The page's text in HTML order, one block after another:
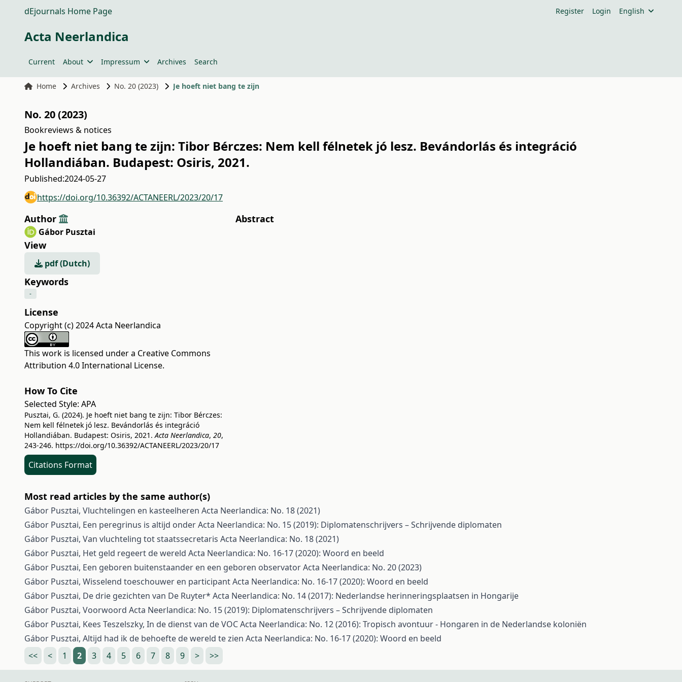
dEjournals Home Page Register Login English
Acta Neerlandica
Current About Impressum Archives Search
Home Archives No. 20 (2023) Je hoeft niet bang te zijn
No. 20 (2023)
Bookreviews & notices
Je hoeft niet bang te zijn: Tibor Bérczes: Nem kell félnetek jó lesz. Bevándorlás és integráció
Hollandiában. Budapest: Osiris, 2021.
Published:2024-05-27
https://doi.org/10.36392/ACTANEERL/2023/20/17
Author
Gábor Pusztai
View
pdf (Dutch)
Keywords
-
License
Copyright (c) 2024 Acta Neerlandica
This work is licensed under a Creative Commons
Attribution 4.0 International License.
How To Cite
Selected Style: APA
Pusztai, G. (2024). Je hoeft niet bang te zijn: Tibor Bérczes:
Nem kell félnetek jó lesz. Bevándorlás és integráció
Hollandiában. Budapest: Osiris, 2021.Acta Neerlandica, 20,
243-246. https://doi.org/10.36392/ACTANEERL/2023/20/17
Citations Format
Abstract
Most read articles by the same author(s)
Gábor Pusztai, Vluchtelingen en kasteelheren Acta Neerlandica: No. 18 (2021)
Gábor Pusztai, Een peregrinus is altijd onderActa Neerlandica: No. 15 (2019): Diplomatenschrijvers – Schrijvende diplomaten
Gábor Pusztai, Van vluchteling tot staatssecretaris Acta Neerlandica: No. 18 (2021)
Gábor Pusztai, Het geld regeert de wereld Acta Neerlandica: No. 16-17 (2020): Woord en beeld
Gábor Pusztai, Een geboren buitenstaander en een geboren observatorActa Neerlandica: No. 20 (2023)
Gábor Pusztai, Wisselend toeschouwer en participantActa Neerlandica: No. 16-17 (2020): Woord en beeld
Gábor Pusztai, De drie gezichten van De Ruyter* Acta Neerlandica: No. 14 (2017): Nederlandse herinneringsplaatsen in Hongarije
Gábor Pusztai, Voorwoord Acta Neerlandica: No. 15 (2019): Diplomatenschrijvers – Schrijvende diplomaten
Gábor Pusztai, Kees Teszelszky, In de dienst van de VOCActa Neerlandica: No. 12 (2016): Tropisch avontuur - Hongaren in de Nederlandse koloniën
Gábor Pusztai, Altijd had ik de behoefte de wereld te zien Acta Neerlandica: No. 16-17 (2020): Woord en beeld
<<
< 1 2 3 4 5 6 7 8 9 > >>